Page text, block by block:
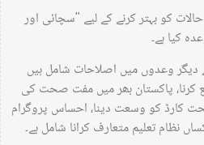
کو بہتر کرنے کے لیے "سچائی اور
کیا ہے۔
وعدوں میں اصلاحات شامل ہیں
پاکستان بھر میں مفت صحت کی
کارڈ کو وسعت دینا، احساس پروگرام
نظام تعلیم متعارف کرانا شامل ہے۔